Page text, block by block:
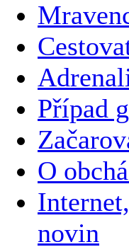
Případ
O
novin